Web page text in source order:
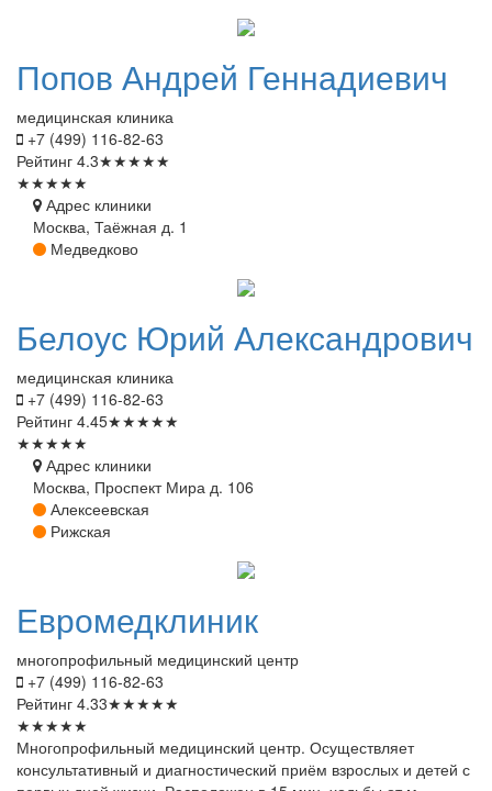
Попов Андрей Геннадиевич
медицинская клиника
+7 (499) 116-82-63
Рейтинг 4.3★★★★★
★★★★★
Адрес клиники
Москва, Таёжная д. 1
Медведково
Белоус Юрий Александрович
медицинская клиника
+7 (499) 116-82-63
Рейтинг 4.45★★★★★
★★★★★
Адрес клиники
Москва, Проспект Мира д. 106
Алексеевская
Рижская
Евромедклиник
многопрофильный медицинский центр
+7 (499) 116-82-63
Рейтинг 4.33★★★★★
★★★★★
Многопрофильный медицинский центр. Осуществляет
консультативный и диагностический приём взрослых и детей с